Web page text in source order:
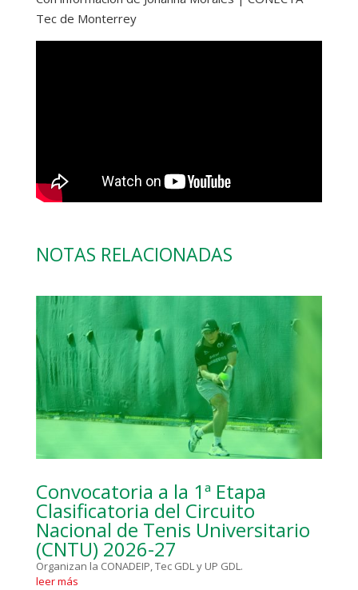
Tec de Monterrey
NOTAS RELACIONADAS
Convocatoria a la 1ª Etapa
Clasificatoria del Circuito
Nacional de Tenis Universitario
(CNTU) 2026-27
Organizan la CONADEIP, Tec GDL y UP GDL.
leer más